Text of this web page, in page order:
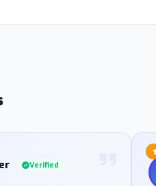
Verified